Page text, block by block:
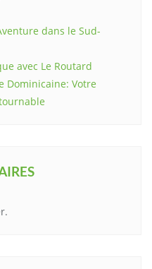
dans le Sud-
avec Le Routard
Dominicaine: Votre